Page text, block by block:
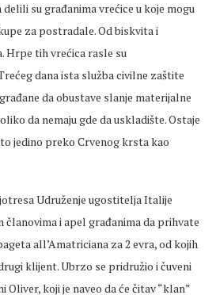
su građanima vrećice u koje mogu
za postradale. Od biskvita i
Hrpe tih vrećica rasle su
dana ista služba civilne zaštite
da obustave slanje materijalne
da nemaju gde da uskladište. Ostaje
jedino preko Crvenog krsta kao
Udruženje ugostitelja Italije
članovima i apel građanima da prihvate
all’Amatriciana za 2 evra, od kojih
klijent. Ubrzo se pridružio i čuveni
Oliver, koji je naveo da će čitav “klan”